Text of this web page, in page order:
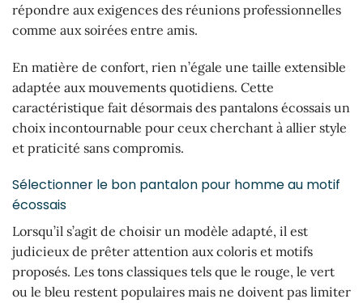
répondre aux exigences des réunions professionnelles
comme aux soirées entre amis.
En matière de confort, rien n’égale une taille extensible
adaptée aux mouvements quotidiens. Cette
caractéristique fait désormais des pantalons écossais un
choix incontournable pour ceux cherchant à allier style
et praticité sans compromis.
Sélectionner le bon pantalon pour homme au motif
écossais
Lorsqu’il s’agit de choisir un modèle adapté, il est
judicieux de prêter attention aux coloris et motifs
proposés. Les tons classiques tels que le rouge, le vert
ou le bleu restent populaires mais ne doivent pas limiter